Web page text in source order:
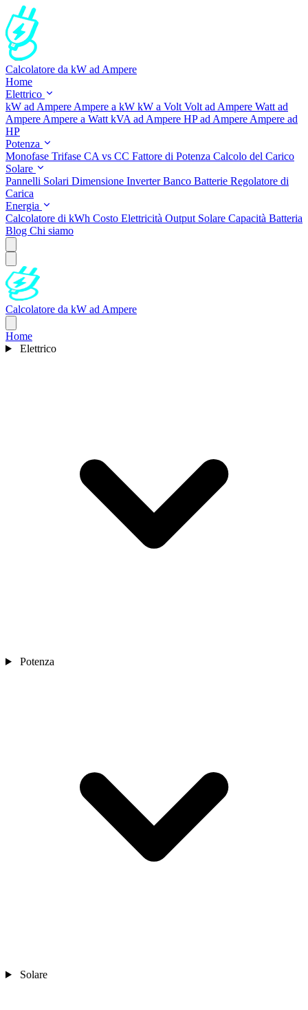
Calcolatore da kW ad Ampere
Home
Elettrico
kW ad Ampere Ampere a kW kW a Volt Volt ad Ampere Watt ad
Ampere Ampere a Watt kVA ad Ampere HP ad Ampere Ampere ad
HP
Potenza
Monofase Trifase CA vs CC Fattore di Potenza Calcolo del Carico
Solare
Pannelli Solari Dimensione InverterBanco Batterie Regolatore di
Carica
Energia
Calcolatore di kWh Costo Elettricità Output Solare Capacità Batteria
Blog Chi siamo
Calcolatore da kW ad Ampere
Home
Elettrico
Potenza
Solare